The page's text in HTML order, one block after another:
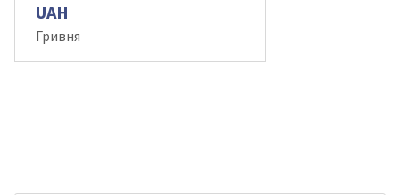
UAH
Гривня